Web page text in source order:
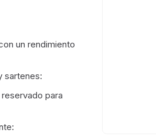
un rendimiento
sartenes:
para